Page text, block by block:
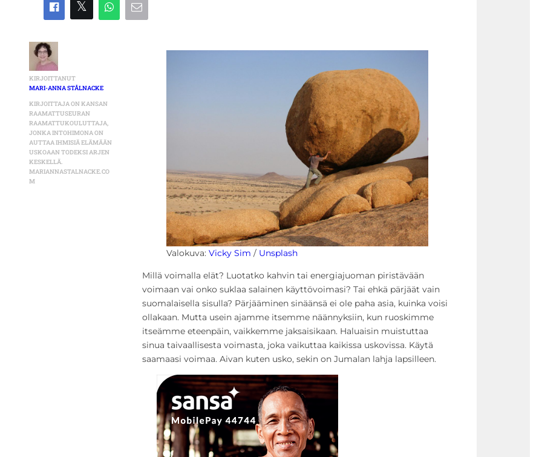
KIRJOITTANUT
MARI-ANNA STÅLNACKE
KIRJOITTAJA ON KANSAN
RAAMATTUSEURAN
RAAMATTUKOULUTTAJA,
JONKA INTOHIMONA ON
AUTTAA IHMISIÄ ELÄMÄÄN
USKOAAN TODEKSI ARJEN
KESKELLÄ.
MARIANNASTALNACKE.CO
M
Valokuva: Vicky Sim / Unsplash
Millä voimalla elät? Luotatko kahvin tai energiajuoman piristävään
voimaan vai onko suklaa salainen käyttövoimasi? Tai ehkä pärjäät vain
suomalaisella sisulla? Pärjääminen sinäänsä ei ole paha asia, kuinka voisi
ollakaan. Mutta usein ajamme itsemme näännyksiin, kun ruoskimme
itseämme eteenpäin, vaikkemme jaksaisikaan. Haluaisin muistuttaa
sinua taivaallisesta voimasta, joka vaikuttaa kaikissa uskovissa. Käytä
saamaasi voimaa. Aivan kuten usko, sekin on Jumalan lahja lapsilleen.